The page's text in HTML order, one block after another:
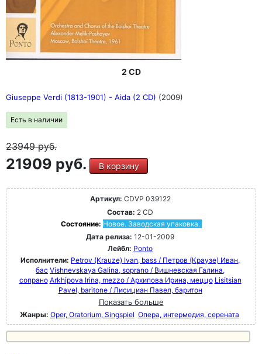
2 CD
Giuseppe Verdi (1813-1901) - Aida (2 CD) (2009)
Есть в наличии
23949руб.
21909 руб. В корзину
Артикул: CDVP 039122
Состав: 2 CD
Состояние: Новое. Заводская упаковка.
Дата релиза: 12-01-2009
Лейбл: Ponto
Исполнители: Petrov (Krauze) Ivan, bass / Петров (Краузе) Иван,
бас Vishnevskaya Galina, soprano / Вишневская Галина,
сопрано Arkhipova Irina, mezzo / Архипова Ирина, меццо Lisitsian
Pavel, baritone / Лисициан Павел, баритон
Показать больше
Жанры: Oper, Oratorium, Singspiel Опера, интермедия, серената